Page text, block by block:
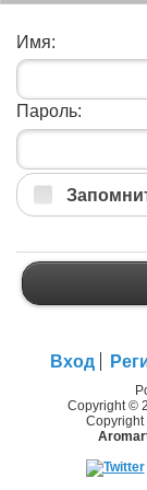
Имя:
Пароль:
Вход
Copyright ©